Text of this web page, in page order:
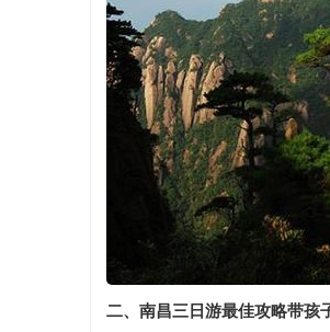
二、南昌三日游最佳攻略带孩